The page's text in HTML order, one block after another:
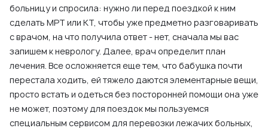
больницу и спросила: нужно ли перед поездкой к ним
сделать МРТ или КТ, чтобы уже предметно разговаривать
с врачом, на что получила ответ - нет, сначала мы вас
запишем к неврологу. Далее, врач определит план
лечения. Все осложняется еще тем, что бабушка почти
перестала ходить, ей тяжело даются элементарные вещи,
просто встать и одеться без посторонней помощи она уже
не может, поэтому для поездок мы пользуемся
специальным сервисом для перевозки лежачих больных,